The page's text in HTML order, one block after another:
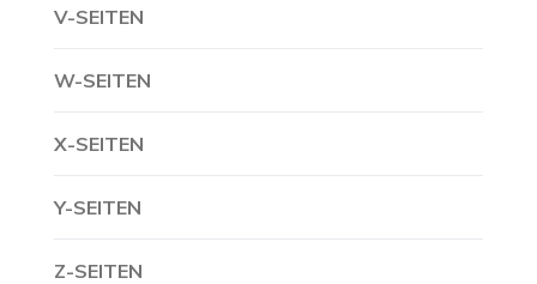
V-SEITEN
W-SEITEN
X-SEITEN
Y-SEITEN
Z-SEITEN